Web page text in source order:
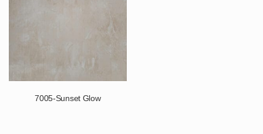
7005-Sunset Glow